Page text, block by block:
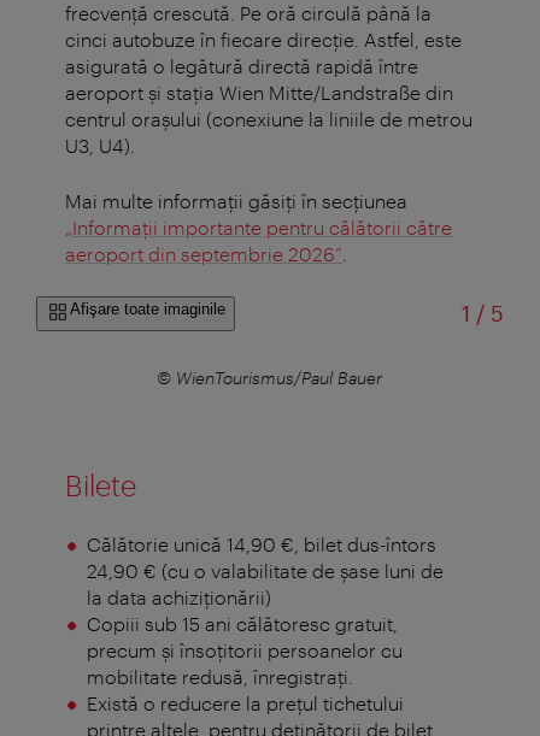
frecvență crescută. Pe oră circulă până la
cinci autobuze în fiecare direcție. Astfel, este
asigurată o legătură directă rapidă între
aeroport și stația Wien Mitte/Landstraße din
centrul orașului (conexiune la liniile de metrou
U3, U4).
Mai multe informații găsiți în secțiunea
„Informații importante pentru călătorii către
aeroport din septembrie 2026”
Afişare toate imaginile 1 /din
5
© WienTourismus/Paul Bauer
Bilete
Călătorie unică 14,90 €, bilet dus-întors
24,90 € (cu o valabilitate de şase luni de
la data achiziţionării)
Copiii sub 15 ani călătoresc gratuit,
precum şi însoţitorii persoanelor cu
mobilitate redusă, înregistraţi.
Există o reducere la preţul tichetului
printre altele, pentru deținătorii de bilet